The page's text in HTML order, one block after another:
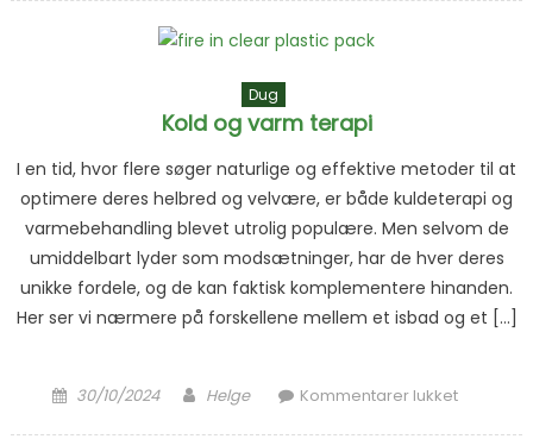
Dug
Kold og varm terapi
I en tid, hvor flere søger naturlige og effektive metoder til at
optimere deres helbred og velvære, er både kuldeterapi og
varmebehandling blevet utrolig populære. Men selvom de
umiddelbart lyder som modsætninger, har de hver deres
unikke fordele, og de kan faktisk komplementere hinanden.
Her ser vi nærmere på forskellene mellem et isbad og et […]
Posted on
30/10/2024 Author
Helge Kommentarer lukkettil Kold og